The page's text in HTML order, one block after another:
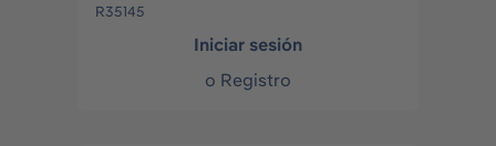
R35145
Iniciar sesión
o Registro